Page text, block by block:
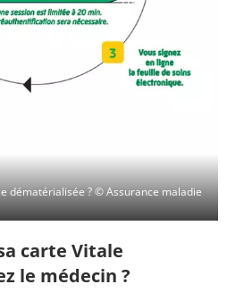
dématérialisée ?© Assurance maladie
carte Vitale
le médecin ?